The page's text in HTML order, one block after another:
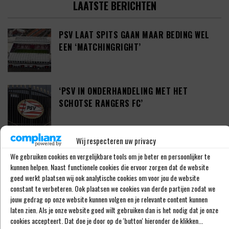
Wij respecteren uw privacy
We gebruiken cookies en vergelijkbare tools om je beter en persoonlijker te
kunnen helpen. Naast functionele cookies die ervoor zorgen dat de website
goed werkt plaatsen wij ook analytische cookies om voor jou de website
constant te verbeteren. Ook plaatsen we cookies van derde partijen zodat we
jouw gedrag op onze website kunnen volgen en je relevante content kunnen
laten zien. Als je onze website goed wilt gebruiken dan is het nodig dat je onze
cookies accepteert. Dat doe je door op de 'button' hieronder de klikken...
LAATSTE BERICHTEN
PSV LAAT SPITS GAAN MAAR BEDING WEL
EEN ‘MATCHINGRIGHT’
‘PSV IN ONDERHANDELING MET HET
SCHOTSE RANGERS FC’
‘PSV WIL ZICH GAAN VERSTERKEN MET 29-
JARIGE ADAMA CAMARA’
JOEL DROMMEL (29) TEKENT VOOR VIER
JAAR BIJ FC TWENTE